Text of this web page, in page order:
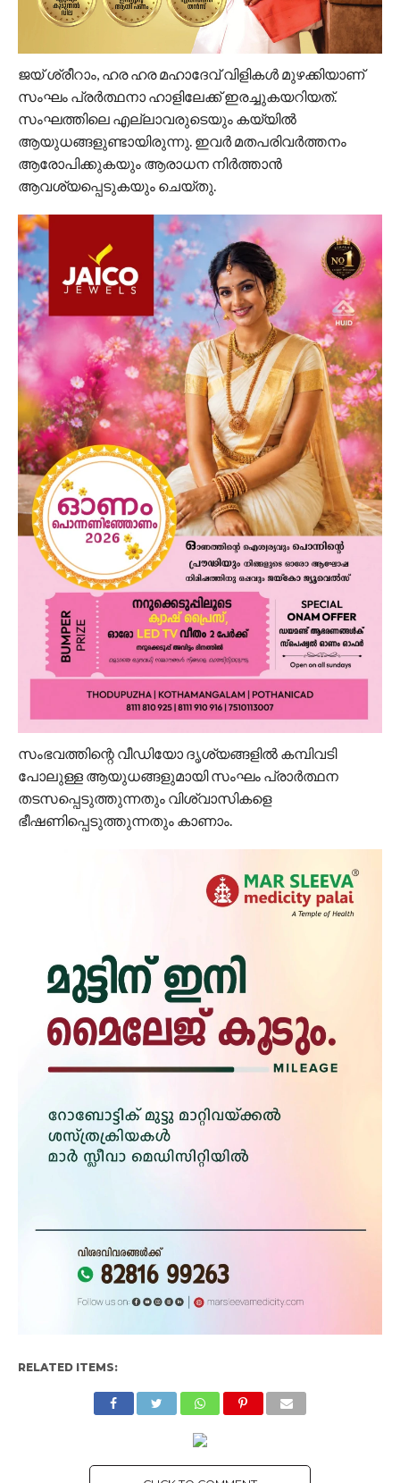
ജയ് ശ്രീറാം, ഹര ഹര മഹാദേവ് വിളികൾ മുഴക്കിയാണ്
സംഘം പ്രർത്ഥനാ ഹാളിലേക്ക് ഇരച്ചുകയറിയത്.
സംഘത്തിലെ എല്ലാവരുടെയും കയ്യിൽ
ആയുധങ്ങളുണ്ടായിരുന്നു. ഇവർ മതപരിവർത്തനം
ആരോപിക്കുകയും ആരാധന നിർത്താൻ
ആവശ്യപ്പെടുകയും ചെയ്തു.
സംഭവത്തിന്റെ വീഡിയോ ദൃശ്യങ്ങളിൽ കമ്പിവടി
പോലുള്ള ആയുധങ്ങളുമായി സംഘം പ്രാർത്ഥന
തടസപ്പെടുത്തുന്നതും വിശ്വാസികളെ
ഭീഷണിപ്പെടുത്തുന്നതും കാണാം.
RELATED ITEMS: